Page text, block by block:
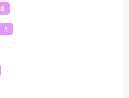
8
1